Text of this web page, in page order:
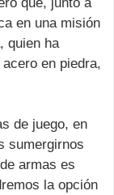
en una misión
quien ha
en piedra,
de juego, en
sumergirnos
armas es
la opción